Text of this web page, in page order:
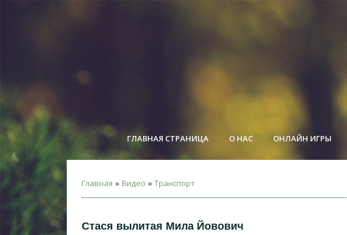
ГЛАВНАЯ СТРАНИЦА О НАС ОНЛАЙН ИГРЫ
Главная » Видео » Транспорт
Стася вылитая Мила Йовович